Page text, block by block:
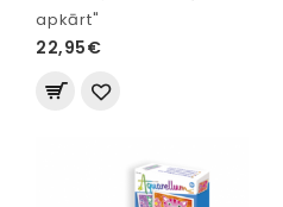
apkārt"
22,95€